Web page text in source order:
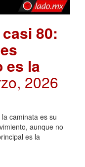
80:
es la
2026
caminata es su
aunque no
es la